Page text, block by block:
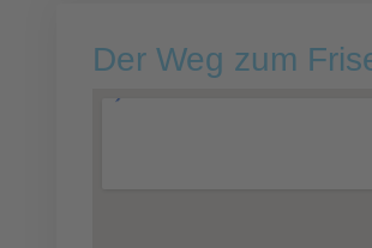
Der Weg zum